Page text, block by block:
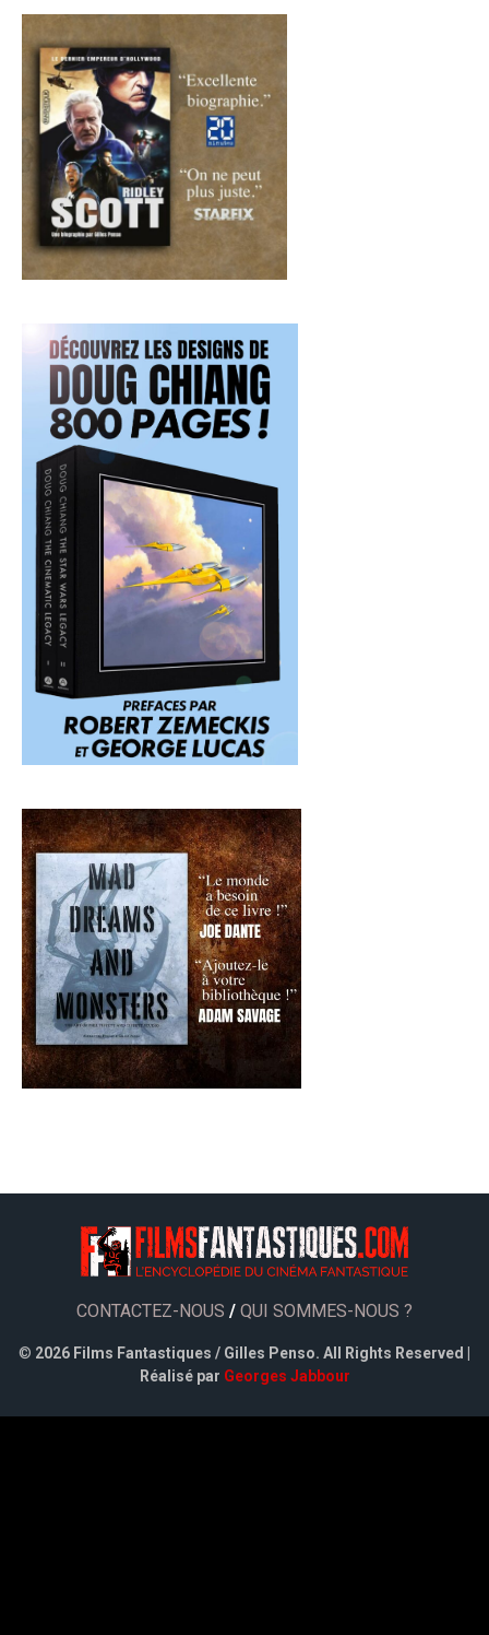
CONTACTEZ-NOUS / QUI SOMMES-NOUS ?
© 2026 Films Fantastiques / Gilles Penso. All Rights Reserved |
Réalisé par Georges Jabbour